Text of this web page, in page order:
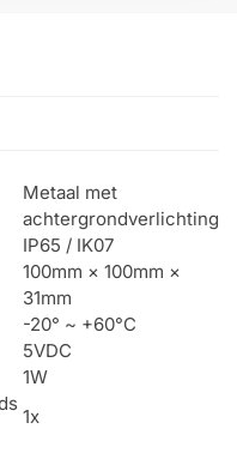
Metaal met
achtergrondverlichting
IP65 / IK07
100mm × 100mm ×
31mm
-20° ~ +60°C
5VDC
1W
1x